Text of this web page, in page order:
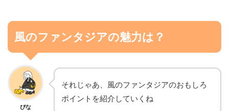
風のファンタジアの魅力は？
ぴな
それじゃあ、風のファンタジアのおもしろ
ポイントを紹介していくね